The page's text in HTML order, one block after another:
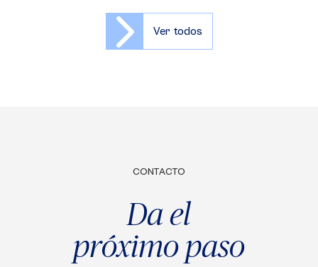
Ver todos
CONTACTO
Da el
próximo paso